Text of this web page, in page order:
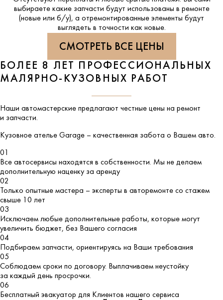
выбираете какие запчасти будут использованы в ремонте
(новые или б/у), а отремонтированные элементы будут
выглядеть в точности как новые.
СМОТРЕТЬ ВСЕ ЦЕНЫ
БОЛЕЕ 8 ЛЕТ ПРОФЕССИОНАЛЬНЫХ
МАЛЯРНО-КУЗОВНЫХ РАБОТ
Наши автомастерские предлагают честные цены на ремонт
и запчасти.
Кузовное ателье Garage – качественная забота о Вашем авто.
01
Все автосервисы находятся в собственности. Мы не делаем
дополнительную наценку за аренду
02
Только опытные мастера – эксперты в авторемонте со стажем
свыше 10 лет
03
Исключаем любые дополнительные работы, которые могут
увеличить бюджет, без Вашего согласия
04
Подбираем запчасти, ориентируясь на Ваши требования
05
Соблюдаем сроки по договору. Выплачиваем неустойку
за каждый день просрочки.
06
Бесплатный эвакуатор для Клиентов нашего сервиса